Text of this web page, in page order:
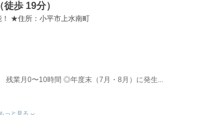
歩 19分）
！ ★住所：小平市上水南町
残業月0〜10時間 ◎年度末（7月・8月）に発生...